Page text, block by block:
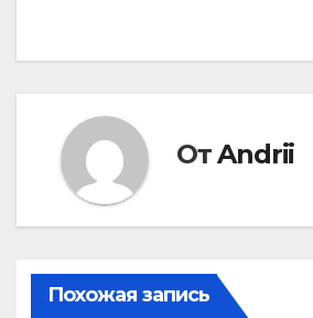
ОтAndrii
Похожая запись